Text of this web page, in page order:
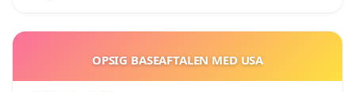
OPSIG BASEAFTALEN MED USA